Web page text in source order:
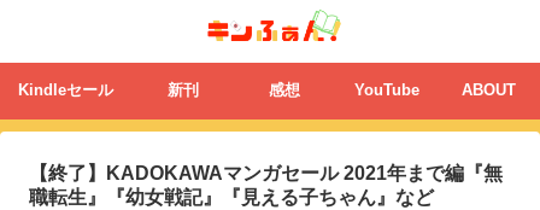
Kindleセール 新刊 感想 YouTube ABOUT
【終了】KADOKAWAマンガセール 2021年まで編『無
職転生』『幼女戦記』『見える子ちゃん』など